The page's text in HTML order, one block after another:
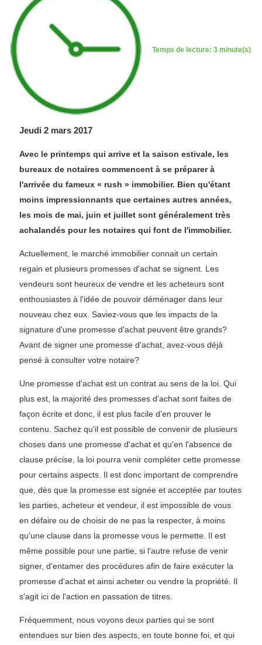
Temps de lecture: 3 minute(s)
Jeudi 2 mars 2017
Avec le printemps qui arrive et la saison estivale, les
bureaux de notaires commencent à se préparer à
l'arrivée du fameux « rush » immobilier. Bien qu'étant
moins impressionnants que certaines autres années,
les mois de mai, juin et juillet sont généralement très
achalandés pour les notaires qui font de l'immobilier.
Actuellement, le marché immobilier connait un certain
regain et plusieurs promesses d'achat se signent. Les
vendeurs sont heureux de vendre et les acheteurs sont
enthousiastes à l'idée de pouvoir déménager dans leur
nouveau chez eux. Saviez-vous que les impacts de la
signature d'une promesse d'achat peuvent être grands?
Avant de signer une promesse d'achat, avez-vous déjà
pensé à consulter votre notaire?
Une promesse d'achat est un contrat au sens de la loi. Qui
plus est, la majorité des promesses d'achat sont faites de
façon écrite et donc, il est plus facile d'en prouver le
contenu. Sachez qu'il est possible de convenir de plusieurs
choses dans une promesse d'achat et qu'en l'absence de
clause précise, la loi pourra venir compléter cette promesse
pour certains aspects. Il est donc important de comprendre
que, dès que la promesse est signée et acceptée par toutes
les parties, acheteur et vendeur, il est impossible de vous
en défaire ou de choisir de ne pas la respecter, à moins
qu'une clause dans la promesse vous le permette. Il est
même possible pour une partie, si l'autre refuse de venir
signer, d'entamer des procédures afin de faire exécuter la
promesse d'achat et ainsi acheter ou vendre la propriété. Il
s'agit ici de l'action en passation de titres.
Fréquemment, nous voyons deux parties qui se sont
entendues sur bien des aspects, en toute bonne foi, et qui